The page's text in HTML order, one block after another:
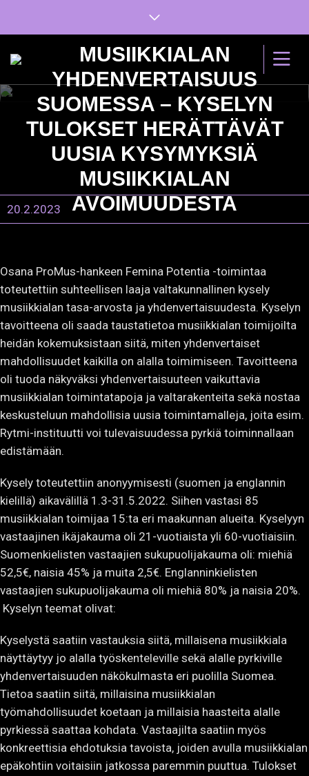
MUSIIKKIALAN
YHDENVERTAISUUS
SUOMESSA – KYSELYN
TULOKSET HERÄTTÄVÄT
UUSIA KYSYMYKSIÄ
MUSIIKKIALAN
AVOIMUUDESTA
20.2.2023
Osana ProMus-hankeen Femina Potentia -toimintaa
toteutettiin suhteellisen laaja valtakunnallinen kysely
musiikkialan tasa-arvosta ja yhdenvertaisuudesta. Kyselyn
tavoitteena oli saada taustatietoa musiikkialan toimijoilta
heidän kokemuksistaan siitä, miten yhdenvertaiset
mahdollisuudet kaikilla on alalla toimimiseen. Tavoitteena
oli tuoda näkyväksi yhdenvertaisuuteen vaikuttavia
musiikkialan toimintatapoja ja valtarakenteita sekä nostaa
keskusteluun mahdollisia uusia toimintamalleja, joita esim.
Rytmi-instituutti voi tulevaisuudessa pyrkiä toiminnallaan
edistämään.
Kysely toteutettiin anonyymisesti (suomen ja englannin
kielillä) aikavälillä 1.3-31.5.2022. Siihen vastasi 85
musiikkialan toimijaa 15:ta eri maakunnan alueita. Kyselyyn
vastaajinen ikäjakauma oli 21-vuotiaista yli 60-vuotiaisiin.
Suomenkielisten vastaajien sukupuolijakauma oli: miehiä
52,5€, naisia 45% ja muita 2,5€. Englanninkielisten
vastaajien sukupuolijakauma oli miehiä 80% ja naisia 20%.
Kyselyn teemat olivat:
Kyselystä saatiin vastauksia siitä, millaisena musiikkiala
näyttäytyy jo alalla työskenteleville sekä alalle pyrkiville
yhdenvertaisuuden näkökulmasta eri puolilla Suomea.
Tietoa saatiin siitä, millaisina musiikkialan
työmahdollisuudet koetaan ja millaisia haasteita alalle
pyrkiessä saattaa kohdata. Vastaajilta saatiin myös
konkreettisia ehdotuksia tavoista, joiden avulla musiikkialan
epäkohtiin voitaisiin jatkossa paremmin puuttua. Tulokset